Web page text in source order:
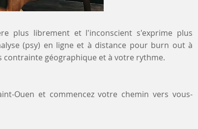
plus librement et l'inconscient s'exprime plus
(psy) en ligne et à distance pour burn out à
contrainte géographique et à votre rythme.
Ouen et commencez votre chemin vers vous-